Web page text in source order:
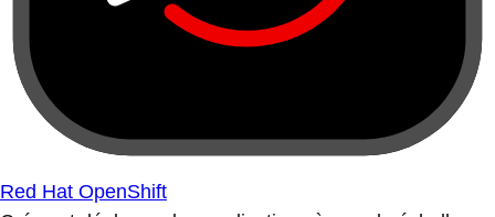
Red Hat OpenShift